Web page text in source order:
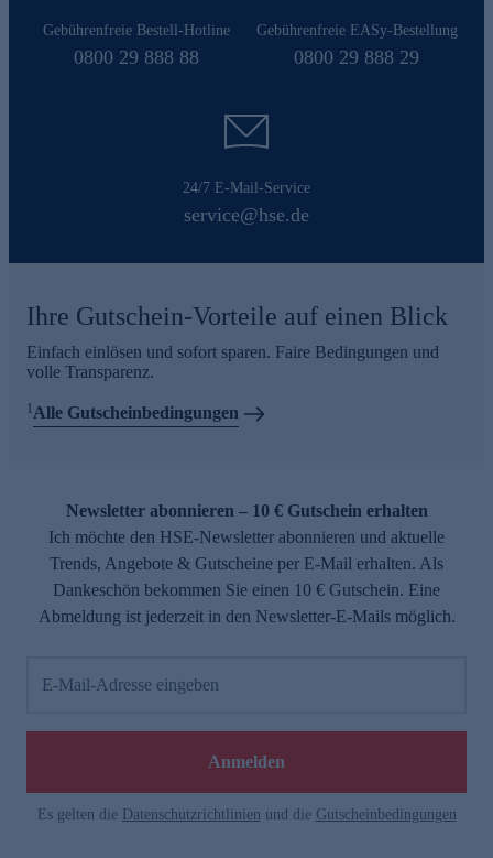
Gebührenfreie Bestell-Hotline
0800 29 888 88
Gebührenfreie EASy-Bestellung
0800 29 888 29
24/7 E-Mail-Service
service@hse.de
Ihre Gutschein-Vorteile auf einen Blick
Einfach einlösen und sofort sparen. Faire Bedingungen und
volle Transparenz.
1Alle Gutscheinbedingungen
Newsletter abonnieren – 10 € Gutschein erhalten
Ich möchte den HSE-Newsletter abonnieren und aktuelle
Trends, Angebote & Gutscheine per E-Mail erhalten. Als
Dankeschön bekommen Sie einen 10 € Gutschein. Eine
Abmeldung ist jederzeit in den Newsletter-E-Mails möglich.
E-Mail-Adresse eingeben
Anmelden
Es gelten die Datenschutzrichtlinien und die Gutscheinbedingungen